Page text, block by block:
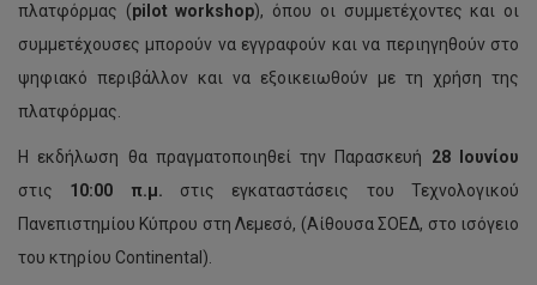
πλατφόρμας (pilot workshop), όπου οι συμμετέχοντες και οι
συμμετέχουσες μπορούν να εγγραφούν και να περιηγηθούν στο
ψηφιακό περιβάλλον και να εξοικειωθούν με τη χρήση της
πλατφόρμας.
Η εκδήλωση θα πραγματοποιηθεί την Παρασκευή 28 Ιουνίου
στις 10:00 π.μ. στις εγκαταστάσεις του Τεχνολογικού
Πανεπιστημίου Κύπρου στη Λεμεσό, (Αίθουσα ΣΟΕΔ, στο ισόγειο
του κτηρίου Continental).